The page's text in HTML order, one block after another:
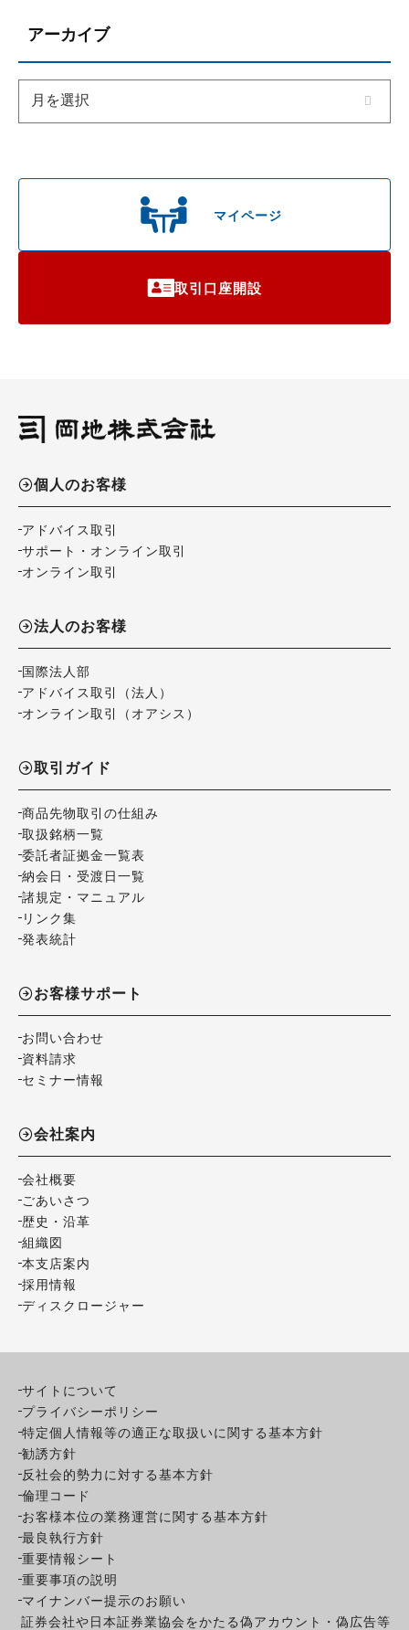
マイページ
取引口座開設
アーカイブ
個人のお客様
アドバイス取引
サポート・オンライン取引
オンライン取引
法人のお客様
国際法人部
アドバイス取引（法人）
オンライン取引（オアシス）
取引ガイド
商品先物取引の仕組み
取扱銘柄一覧
委託者証拠金一覧表
納会日・受渡日一覧
諸規定・マニュアル
リンク集
発表統計
お客様サポート
お問い合わせ
資料請求
セミナー情報
会社案内
会社概要
ごあいさつ
歴史・沿革
組織図
本支店案内
採用情報
ディスクロージャー
サイトについて
プライバシーポリシー
特定個人情報等の適正な取扱いに関する基本方針
勧誘方針
反社会的勢力に対する基本方針
倫理コード
お客様本位の業務運営に関する基本方針
最良執行方針
重要情報シート
重要事項の説明
マイナンバー提示のお願い
証券会社や日本証券業協会をかたる偽アカウント・偽広告等